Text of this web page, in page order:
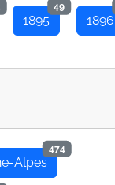
1895
49
1896
Alpes
474